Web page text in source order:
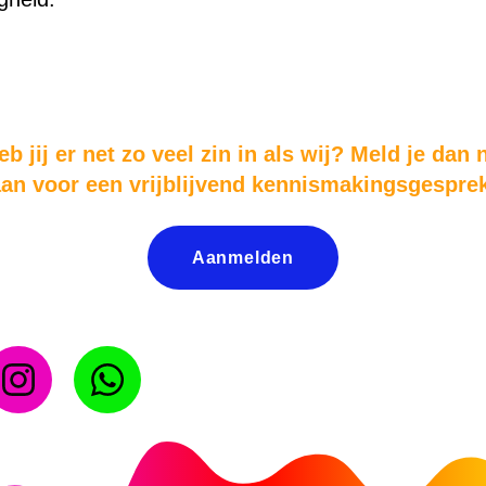
jij er net zo veel zin in als wij? Meld je dan
voor een vrijblijvend
Aanmelden